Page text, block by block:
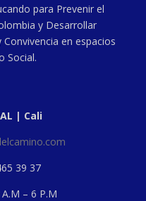
para Prevenir el
y Desarrollar
en espacios
Social.
| Cali
39 37
– 6 P.M